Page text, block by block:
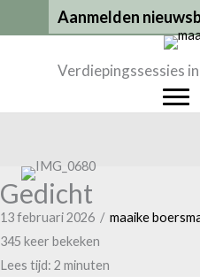
naar
Aanmelden
Verdiepingssessies
Gedicht
13 februari 2026 / maaike
345 keer bekeken
Lees tijd: 2 minuten